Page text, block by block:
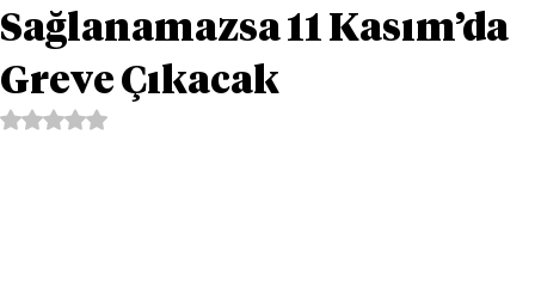
Sağlanamazsa 11 Kasım’da
Greve Çıkacak
5 üzerinden NaN yıldız